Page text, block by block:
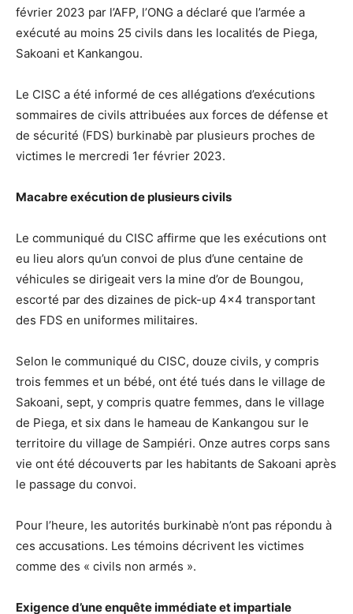
février 2023 par l’AFP, l’ONG a déclaré que l’armée a
exécuté au moins 25 civils dans les localités de Piega,
Sakoani et Kankangou.
Le CISC a été informé de ces allégations d’exécutions
sommaires de civils attribuées aux forces de défense et
de sécurité (FDS) burkinabè par plusieurs proches de
victimes le mercredi 1er février 2023.
Macabre exécution de plusieurs civils
Le communiqué du CISC affirme que les exécutions ont
eu lieu alors qu’un convoi de plus d’une centaine de
véhicules se dirigeait vers la mine d’or de Boungou,
escorté par des dizaines de pick-up 4×4 transportant
des FDS en uniformes militaires.
Selon le communiqué du CISC, douze civils, y compris
trois femmes et un bébé, ont été tués dans le village de
Sakoani, sept, y compris quatre femmes, dans le village
de Piega, et six dans le hameau de Kankangou sur le
territoire du village de Sampiéri. Onze autres corps sans
vie ont été découverts par les habitants de Sakoani après
le passage du convoi.
Pour l’heure, les autorités burkinabè n’ont pas répondu à
ces accusations. Les témoins décrivent les victimes
comme des « civils non armés ».
Exigence d’une enquête immédiate et impartiale